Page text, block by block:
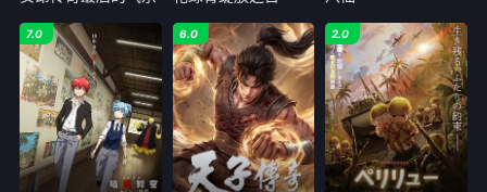
7.0 6.0 2.0